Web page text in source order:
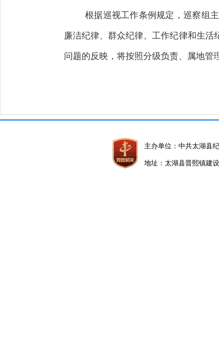
根据巡视工作条例规定，巡察组
廉洁纪律、群众纪律、工作纪律和生
问题的反映，将按照分级负责、属地管
主办单位：中共太湖县
地址：太湖县晋熙镇建